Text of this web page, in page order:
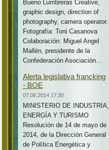
Bueno Lumbreras Creative,
graphic design, direction of
photography, camera operator.
Fotografía: Toni Casanova
Colaboración: Miguel Angel
Mallén, presidente de la
Confederación Asociación...
Alerta legislativa francking
- BOE
07.06.2014 17:30
MINISTERIO DE INDUSTRIA,
ENERGÍA Y TURISMO
Resolución de 14 de mayo de
2014, de la Dirección General
de Política Energética y